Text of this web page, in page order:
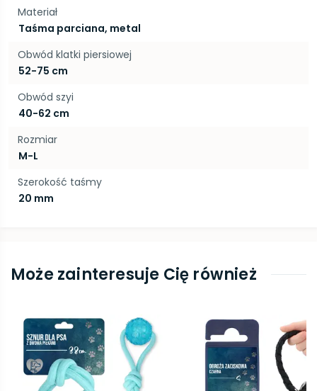
Materiał
Taśma parciana, metal
Obwód klatki piersiowej
52-75 cm
Obwód szyi
40-62 cm
Rozmiar
M-L
Szerokość taśmy
20 mm
Może zainteresuje Cię również